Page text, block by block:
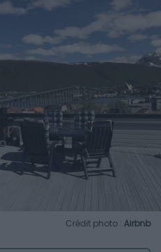
Crédit photo : Airbnb